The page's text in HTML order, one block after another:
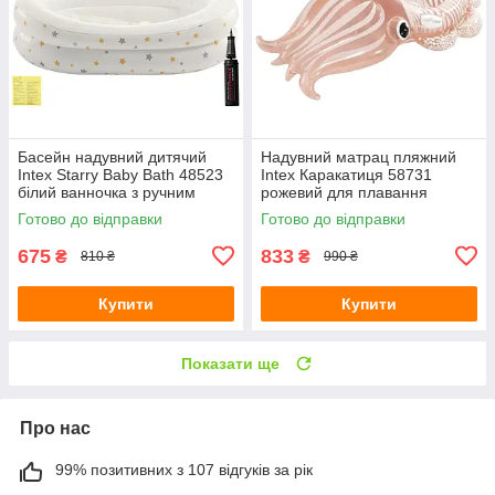
Басейн надувний дитячий
Intex Starry Baby Bath 48523
білий ванночка з ручним
насосом та латкою 89х66х25
см
Готово до відправки
675 ₴ 810 ₴
Купити
Надувний матрац пляжний
Intex Каракатиця 58731
рожевий для плавання
191х117х30 см з латкою
Готово до відправки
833 ₴ 990 ₴
Купити
Показати ще
Про нас
99% позитивних з 107 відгуків за рік